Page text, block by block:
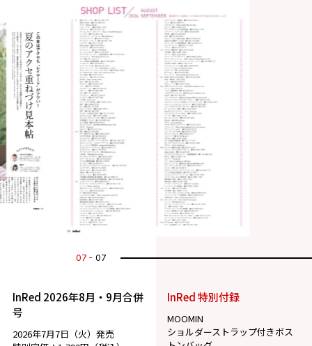
07 07
InRed 2026年8月・9月合併
号
2026年7月7日（火）発売
InRed 特別付録
MOOMIN
ショルダーストラップ付きボス